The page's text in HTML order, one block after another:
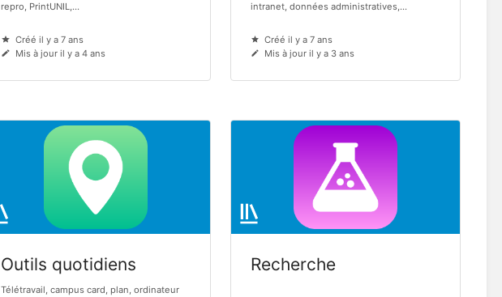
repro, PrintUNIL,...
Créé il y a 7 ans
Mis à jour il y a 4 ans
intranet, données administratives,...
Créé il y a 7 ans
Mis à jour il y a 3 ans
Outils quotidiens
Télétravail, campus card, plan, ordinateur
Recherche